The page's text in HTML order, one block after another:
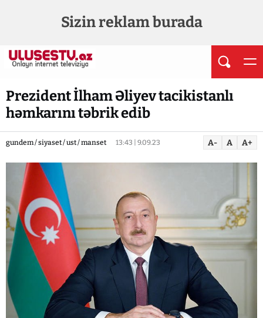
Sizin reklam burada
Prezident İlham Əliyev tacikistanlı
həmkarını təbrik edib
gundem / siyaset / ust / manset 13:43 | 9.09.23 A- A A+